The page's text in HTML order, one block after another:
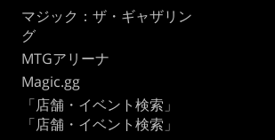
マジック：ザ・ギャザリン
グ
MTGアリーナ
Magic.gg
「店舗・イベント検索」
「店舗・イベント検索」